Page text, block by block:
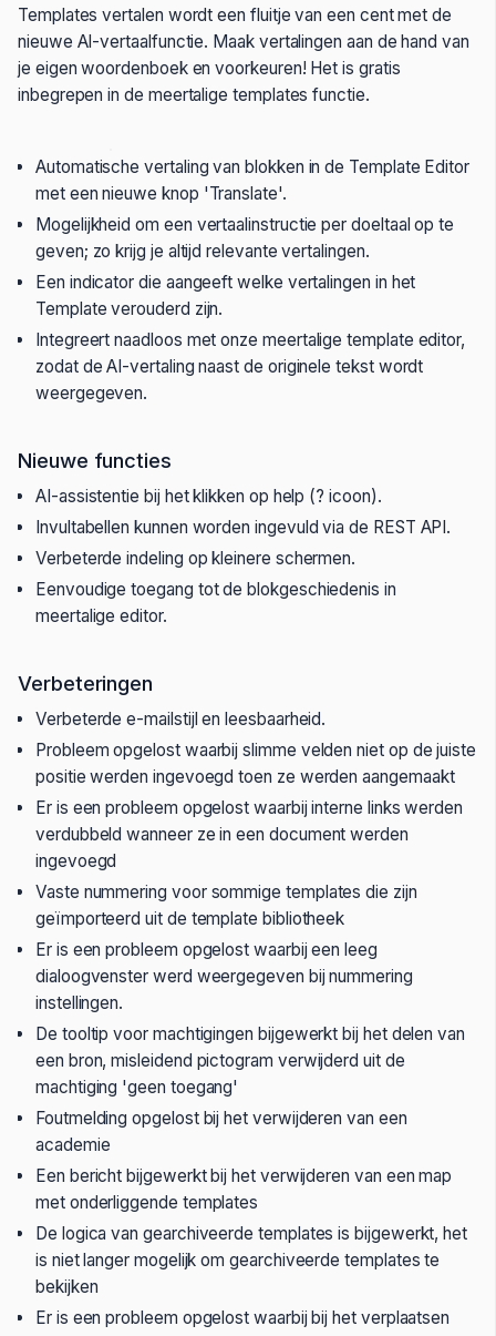
Templates vertalen wordt een fluitje van een cent met de
nieuwe AI-vertaalfunctie. Maak vertalingen aan de hand van
je eigen woordenboek en voorkeuren! Het is gratis
inbegrepen in de meertalige templates functie.
Automatische vertaling van blokken in de Template Editor
met een nieuwe knop 'Translate'.
Mogelijkheid om een vertaalinstructie per doeltaal op te
geven; zo krijg je altijd relevante vertalingen.
Een indicator die aangeeft welke vertalingen in het
Template verouderd zijn.
Integreert naadloos met onze meertalige template editor,
zodat de AI-vertaling naast de originele tekst wordt
weergegeven.
Nieuwe functies
AI-assistentie bij het klikken op help (? icoon).
Invultabellen kunnen worden ingevuld via de REST API.
Verbeterde indeling op kleinere schermen.
Eenvoudige toegang tot de blokgeschiedenis in
meertalige editor.
Verbeteringen
Verbeterde e-mailstijl en leesbaarheid.
Probleem opgelost waarbij slimme velden niet op de juiste
positie werden ingevoegd toen ze werden aangemaakt
Er is een probleem opgelost waarbij interne links werden
verdubbeld wanneer ze in een document werden
ingevoegd
Vaste nummering voor sommige templates die zijn
geïmporteerd uit de template bibliotheek
Er is een probleem opgelost waarbij een leeg
dialoogvenster werd weergegeven bij nummering
instellingen.
De tooltip voor machtigingen bijgewerkt bij het delen van
een bron, misleidend pictogram verwijderd uit de
machtiging 'geen toegang'
Foutmelding opgelost bij het verwijderen van een
academie
Een bericht bijgewerkt bij het verwijderen van een map
met onderliggende templates
De logica van gearchiveerde templates is bijgewerkt, het
is niet langer mogelijk om gearchiveerde templates te
bekijken
Er is een probleem opgelost waarbij bij het verplaatsen